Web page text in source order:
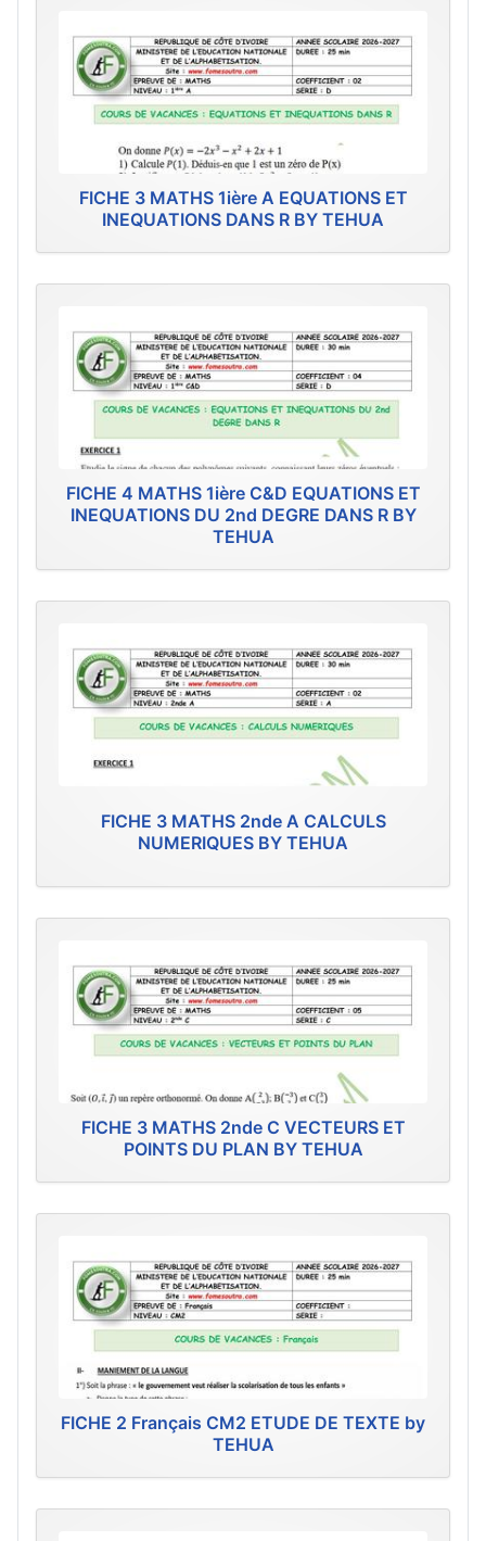
FICHE 3 MATHS 1ière A EQUATIONS ET
INEQUATIONS DANS R BY TEHUA
FICHE 4 MATHS 1ière C&D EQUATIONS ET
INEQUATIONS DU 2nd DEGRE DANS R BY
TEHUA
FICHE 3 MATHS 2nde A CALCULS
NUMERIQUES BY TEHUA
FICHE 3 MATHS 2nde C VECTEURS ET
POINTS DU PLAN BY TEHUA
FICHE 2 Français CM2 ETUDE DE TEXTE by
TEHUA